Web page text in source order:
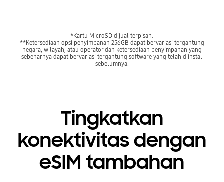
*Kartu MicroSD dijual terpisah.
**Ketersediaan opsi penyimpanan 256GB dapat bervariasi tergantung
negara, wilayah, atau operator dan ketersediaan penyimpanan yang
sebenarnya dapat bervariasi tergantung software yang telah diinstal
sebelumnya.
Tingkatkan
konektivitas dengan
eSIM tambahan